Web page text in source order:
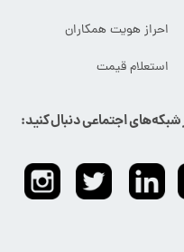
شبکه‌های اجتماعی دنبال کنید:
احراز هویت همکاران
استعلام قیمت